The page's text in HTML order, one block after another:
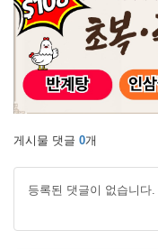
게시물 댓글 0개
등록된 댓글이 없습니다.